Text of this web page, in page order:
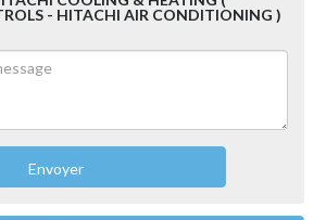
- HITACHI AIR CONDITIONING )
Envoyer